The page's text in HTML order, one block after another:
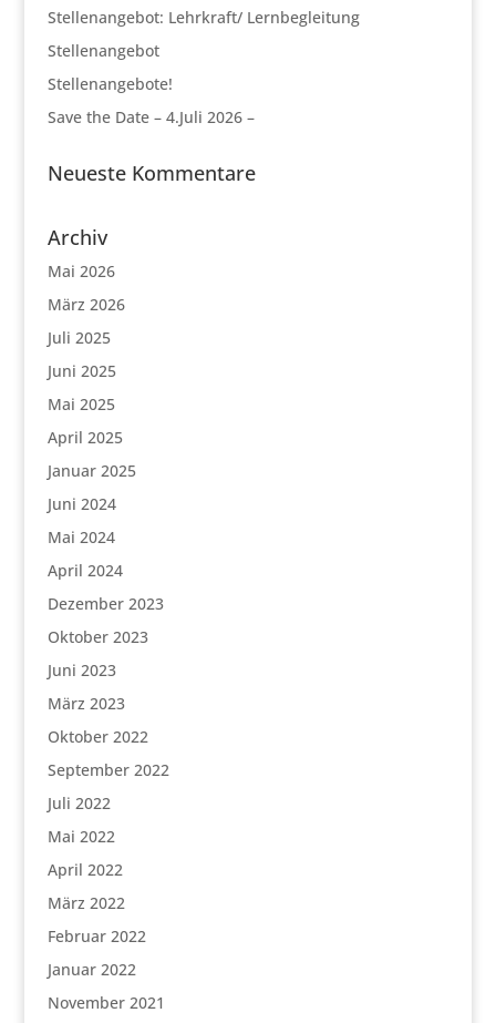
Stellenangebot: Lehrkraft/ Lernbegleitung
Stellenangebot
Stellenangebote!
Save the Date – 4.Juli 2026 –
Neueste Kommentare
Archiv
Mai 2026
März 2026
Juli 2025
Juni 2025
Mai 2025
April 2025
Januar 2025
Juni 2024
Mai 2024
April 2024
Dezember 2023
Oktober 2023
Juni 2023
März 2023
Oktober 2022
September 2022
Juli 2022
Mai 2022
April 2022
März 2022
Februar 2022
Januar 2022
November 2021